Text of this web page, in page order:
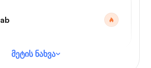
მეტის ნახვა